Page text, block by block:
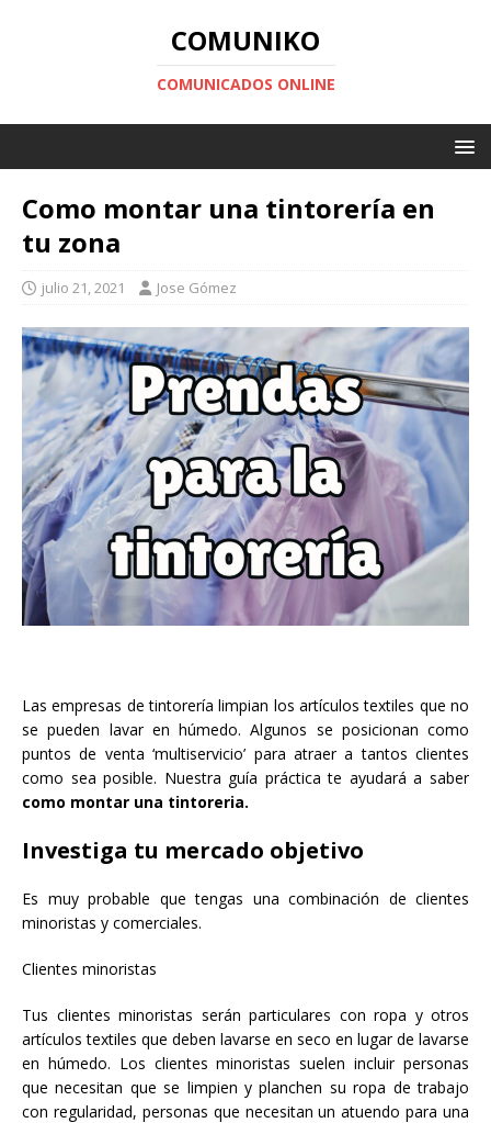
COMUNIKO
COMUNICADOS ONLINE
Como montar una tintorería en
tu zona
julio 21, 2021 Jose Gómez
Las empresas de tintorería limpian los artículos textiles que no
se pueden lavar en húmedo. Algunos se posicionan como
puntos de venta ‘multiservicio’ para atraer a tantos clientes
como sea posible. Nuestra guía práctica te ayudará a saber
como montar una tintoreria.
Investiga tu mercado objetivo
Es muy probable que tengas una combinación de clientes
minoristas y comerciales.
Clientes minoristas
Tus clientes minoristas serán particulares con ropa y otros
artículos textiles que deben lavarse en seco en lugar de lavarse
en húmedo. Los clientes minoristas suelen incluir personas
que necesitan que se limpien y planchen su ropa de trabajo
con regularidad, personas que necesitan un atuendo para una